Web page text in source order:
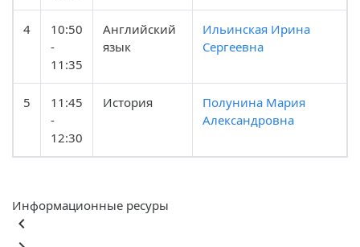
4
10:50
-
11:35
Английский
язык
Ильинская Ирина
Сергеевна
5
11:45
-
12:30
История
Полунина Мария
Александровна
Информационные ресуры
keyboard_arrow_left